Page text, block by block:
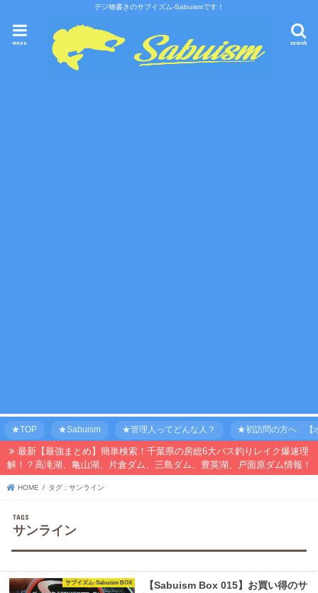
デジ物書きのサブイズム-Sabuismです！
search
menu
★TOP ★Sabuism ★管理人ってどんな人？ ★初訪問の方へ 【
最新【最強まとめ】簡単検索！千葉県の房総6大バス釣りレイク爆速理
解！？高滝湖、亀山湖、片倉ダム、三島ダム、豊英湖、戸面原ダム情報！
HOME タグ : サンライン
サンライン
サブイズム-Sabuism BOX
【Sabuism Box 015】お買い得のサ